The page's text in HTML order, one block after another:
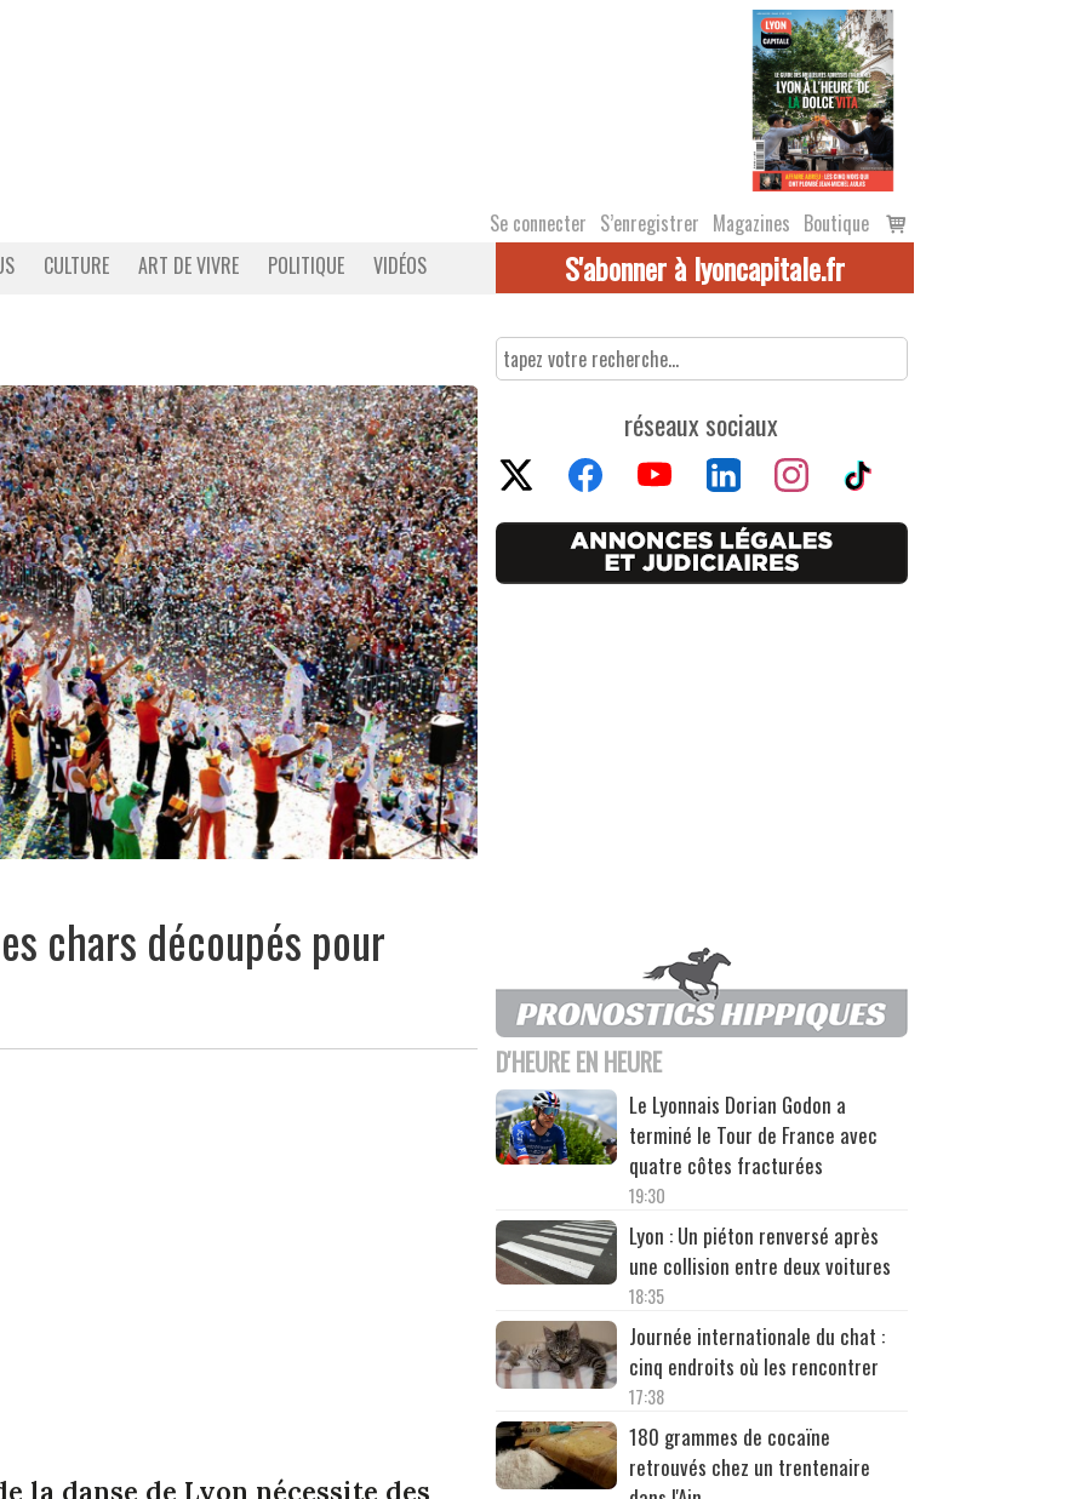
Se connecter S’enregistrer Magazines Boutique
Voir
le
CULTURE ART DE VIVRE POLITIQUE VIDÉOS S'abonner à lyoncapitale.fr
chars découpés pour
la danse de Lyon nécessite des
réseaux sociaux
D'HEURE EN HEURE
Le Lyonnais Dorian Godon a
terminé le Tour de France avec
quatre côtes fracturées
19:30
Lyon : Un piéton renversé après
une collision entre deux voitures
18:35
Journée internationale du chat :
cinq endroits où les rencontrer
17:38
180 grammes de cocaïne
retrouvés chez un trentenaire